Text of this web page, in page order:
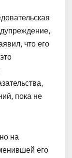
что его
пока не
на
его